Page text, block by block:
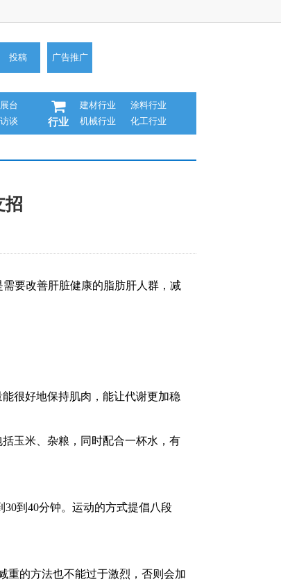
投稿 广告推广
台
谈 行业
建材行业
涂料行业
机械行业
化工行业
招
要改善肝脏健康的脂肪肝人群，减
很好地保持肌肉，能让代谢更加稳
玉米、杂粮，同时配合一杯水，有
到40分钟。运动的方式提倡八段
的方法也不能过于激烈，否则会加